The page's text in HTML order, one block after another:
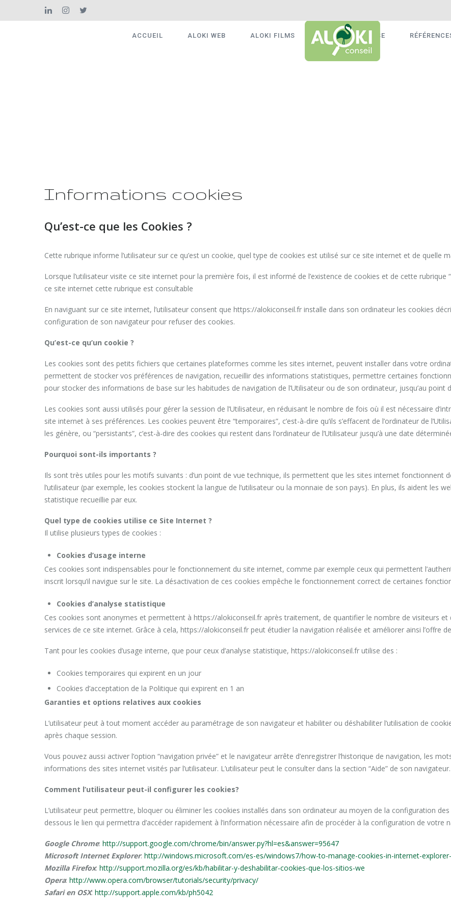
ACCUEIL ALOKI WEB ALOKI FILMS ALOKI AUDITS RSE
Informations cookies
Qu’est-ce que les Cookies ?
Cette rubrique informe l’utilisateur sur ce qu’est un cookie, quel type de cookies est utilisé sur ce site internet et de quelle
Lorsque l’utilisateur visite ce site internet pour la première fois, il est informé de l’existence de cookies et de cette
ce site internet cette rubrique est consultable
En naviguant sur ce site internet, l’utilisateur consent que https://alokiconseil.fr installe dans son ordinateur les cookies
configuration de son navigateur pour refuser des cookies.
Qu’est-ce qu’un cookie ?
Les cookies sont des petits fichiers que certaines plateformes comme les sites internet, peuvent installer dans votre
permettent de stocker vos préférences de navigation, recueillir des informations statistiques, permettre certaines
pour stocker des informations de base sur les habitudes de navigation de l’Utilisateur ou de son ordinateur, jusqu’au point
Les cookies sont aussi utilisés pour gérer la session de l’Utilisateur, en réduisant le nombre de fois où il est nécessaire
site internet à ses préférences. Les cookies peuvent être “temporaires”, c’est-à-dire qu’ils s’effacent de l’ordinateur de
les génère, ou “persistants”, c’est-à-dire des cookies qui restent dans l’ordinateur de l’Utilisateur jusqu’à une date
Pourquoi sont-ils importants ?
Ils sont très utiles pour les motifs suivants : d’un point de vue technique, ils permettent que les sites internet fonctionnent
l’utilisateur (par exemple, les cookies stockent la langue de l’utilisateur ou la monnaie de son pays). En plus, ils aident les
statistique recueillie par eux.
Quel type de cookies utilise ce Site Internet ?
Il utilise plusieurs types de cookies :
Cookies d’usage interne
Ces cookies sont indispensables pour le fonctionnement du site internet, comme par exemple ceux qui permettent
inscrit lorsqu’il navigue sur le site. La désactivation de ces cookies empêche le fonctionnement correct de certaines
Cookies d’analyse statistique
Ces cookies sont anonymes et permettent à https://alokiconseil.fr après traitement, de quantifier le nombre de visiteurs et
services de ce site internet. Grâce à cela, https://alokiconseil.fr peut étudier la navigation réalisée et améliorer ainsi l’offre
Tant pour les cookies d’usage interne, que pour ceux d’analyse statistique, https://alokiconseil.fr utilise des :
Cookies temporaires qui expirent en un jour
Cookies d’acceptation de la Politique qui expirent en 1 an
Garanties et options relatives aux cookies
L’utilisateur peut à tout moment accéder au paramétrage de son navigateur et habiliter ou déshabiliter l’utilisation de
après chaque session.
Vous pouvez aussi activer l’option “navigation privée” et le navigateur arrête d’enregistrer l’historique de navigation, les
informations des sites internet visités par l’utilisateur. L’utilisateur peut le consulter dans la section “Aide” de son navigateur.
Comment l’utilisateur peut-il configurer les cookies?
L’utilisateur peut permettre, bloquer ou éliminer les cookies installés dans son ordinateur au moyen de la configuration
dessous le lien qui permettra d’accéder rapidement à l’information nécessaire afin de procéder à la configuration de votre
Google Chrome: http://support.google.com/chrome/bin/answer.py?hl=es&answer=95647
Microsoft Internet Explorer: http://windows.microsoft.com/es-es/windows7/how-to-manage-cookies-in-internet-
Mozilla Firefox: http://support.mozilla.org/es/kb/habilitar-y-deshabilitar-cookies-que-los-sitios-we
Opera: http://www.opera.com/browser/tutorials/security/privacy/
Safari en OSX: http://support.apple.com/kb/ph5042